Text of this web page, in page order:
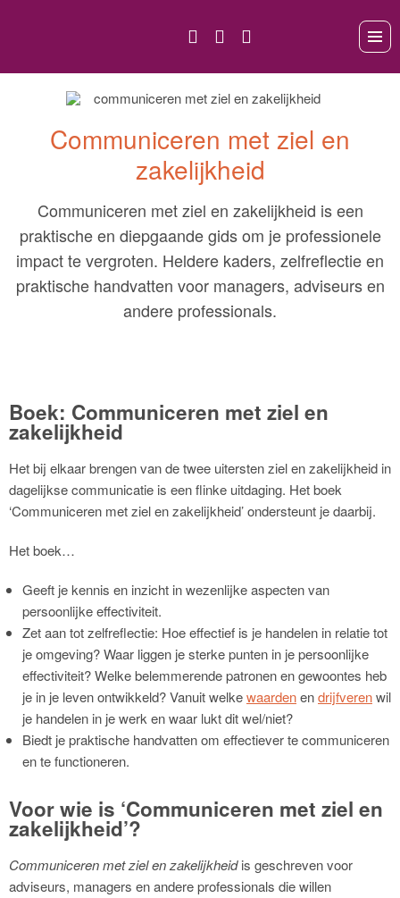
Communiceren met ziel en
zakelijkheid
Communiceren met ziel en zakelijkheid is een
praktische en diepgaande gids om je professionele
impact te vergroten. Heldere kaders, zelfreflectie en
praktische handvatten voor managers, adviseurs en
andere professionals.
Boek: Communiceren met ziel en
zakelijkheid
Het bij elkaar brengen van de twee uitersten ziel en zakelijkheid in
dagelijkse communicatie is een flinke uitdaging. Het boek
‘Communiceren met ziel en zakelijkheid’ ondersteunt je daarbij.
Het boek…
Geeft je kennis en inzicht in wezenlijke aspecten van
persoonlijke effectiviteit.
Zet aan tot zelfreflectie: Hoe effectief is je handelen in relatie tot
je omgeving? Waar liggen je sterke punten in je persoonlijke
effectiviteit? Welke belemmerende patronen en gewoontes heb
je in je leven ontwikkeld? Vanuit welkewaardenendrijfverenwil
je handelen in je werk en waar lukt dit wel/niet?
Biedt je praktische handvatten om effectiever te communiceren
en te functioneren.
Voor wie is ‘Communiceren met ziel en
zakelijkheid’?
Communiceren met ziel en zakelijkheidis geschreven voor
adviseurs, managers en andere professionals die willen